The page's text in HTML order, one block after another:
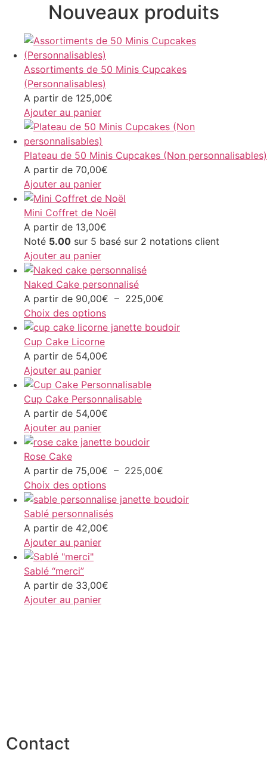
Nouveaux produits
Assortiments de 50 Minis Cupcakes
(Personnalisables)
A partir de 125,00€
Ajouter au panier
Plateau de 50 Minis Cupcakes (Non personnalisables)
A partir de 70,00€
Ajouter au panier
Mini Coffret de Noël
A partir de 13,00€
Noté 5.00 sur 5 basé sur 2 notations client
Ajouter au panier
Naked Cake personnalisé
A partir de 90,00€ – 225,00€
Choix des options
Cup Cake Licorne
A partir de 54,00€
Ajouter au panier
Cup Cake Personnalisable
A partir de 54,00€
Ajouter au panier
Rose Cake
A partir de 75,00€ – 225,00€
Choix des options
Sablé personnalisés
A partir de 42,00€
Ajouter au panier
Sablé “merci”
A partir de 33,00€
Ajouter au panier
Contact